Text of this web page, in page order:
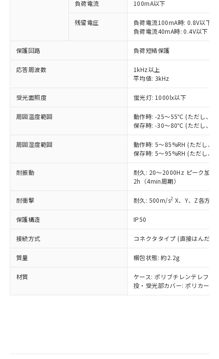
負荷電流 100mA以下
残留電圧
負荷電流100mA時: 0.8V以下
負荷電流40mA時: 0.4V以下
保護回路 負荷短絡保護
応答周波数
1kHz以上
平均値: 3kHz
受光面照度 蛍光灯: 1000lx以下
周囲温度範囲
動作時: -25～55℃ (ただし、氷
保存時: -30～80℃ (ただし、氷
周囲湿度範囲
動作時: 5～85%RH (ただし、
保存時: 5～95%RH (ただし、
耐振動
耐久: 20～2000Hz ピーク加
2h（4min周期）
耐衝撃 耐久: 500m/s2 X、Y、Z各方向
保護構造 IP50
接続方式 コネクタタイプ (直接はんだづ
質量 梱包状態: 約2.2g
材質
ケース: ポリブチレンテレフタ
投・受光部カバー: ポリカーボ
ご利用条件
以下の条件をお読みいただき、同意のうえ
本サービスは、当社制御機器事業取扱
商品の当社在庫状況および標準価格
(税抜)を提供させていただくもので
当社制御機器事業取扱商品の中には、
本サービスの対象外となる商品もある
ことをご了承ください。
在庫状況および標準価格照会結果は、
記載している更新日時点での社内デー
タに基づき作成されるものであり、閲
覧された時点での実際の在庫および標
準価格とは異なる場合があることをご
正式な納期状況および標準価格はお客
様のお取引先、またはお客様担当のオ
ムロン制御機器販売店・当社販売員に
オムロン制御機器販売店や当社販売拠
販売ネットワーク
」をご確認
在庫状況および標準価格結果を当社の
事前の承諾なく第三者に漏洩または開
示しないようお願いします。
有に対応した製品に切り替える予定のある
対応予定なし：EU RoHS指令（10物質）の
非含有に非対応の商品で、対応品を出す予
定はありません。
調査・確認中：EU RoHS指令（10物質）の
非含有の対応状況を調査中または確認中の
非該当品：ライセンス料など無形物で、有
害物質有無と関係のない商品です。
仕入先様の事情により、非含有部品として
いたものが、含有品と判明した場合などや
むを得ず変更することがあります。
*EU RoHS指令（10物質）：
鉛(Pb) 1000ppm以下、 水銀(Hg) 1000ppm以下、 カド
六価クロム(Cr(Ⅵ)) 1000ppm以下、ポリ臭化ビフェニル
類(PBB) 1000ppm以下、ポリ臭化ジフェニルエーテル類
(PBDE) 1000ppm以下、フタル酸ビス(2-エチルヘキシ
ルベンジル（BBP） 1000ppm以下、フタル酸ジブチル
（DBP） 1000ppm以下、フタル酸ジイソブチル
(DIBP) 1000ppm以下
但し、RoHS指令で産業用監視および制御機器に対する
フタル酸エステル類の４物質については閾値を超える意
部品在庫の切り替え状況などにより、予定
※1 中国RoHS○×表
「○」：最大均質材料含有率が中国RoHSの
基準値以下であることを示します。
「×」：最大均質材料含有率が中国RoHSの
基準値を超えていることを示します。
「－」：未確認です。当社販売部門へお問
*中国RoHS10物質の基準値 (GB/T26572)：
Cr(Ⅵ)(六価クロム) : 1000ppm、 PBBs(ポリ臭化ビフェ
DBP(フタル酸ジブチル) : 1000ppm、 DIBP(フタル酸ジ
イソブチル) : 1000ppm、 BBP(フタル酸ブチルベンジ
ル) : 1000ppm、
DEHP(フタル酸ビス(2-エチルヘキシル)) : 1000ppm
「ｅ」：有害物質（10物質）のすべてが基
準値以下であることを示します。
「10」：通常の使用状況下において有害物
当社は、これら貴社製品のうち、外国
為替および外国貿易法に定める商品
（以下｢規制貨物等」という）を輸出
または国外への提供する場合は、日本
国政府の輸出許可(または役務取引許
可)を取得するなどの必要な手続きを
当社は規制貨物を破棄する場合は、完
全に破砕するなど、違法に輸出されな
当社は貴社製品を、核兵器、ミサイ
ル、化学兵器、生物兵器またはその他
武器並びにこれらの製造装置等に一切
当社は、貴社製品を第三者に販売する
場合は、上記1、2および3の内容を当
該第三者に通知します。また当社は、
販売先および販売に係わる関係者が違
一定数以上の在庫あり
一定数には満たないが在庫あり
在庫なし(最新の在庫状況につ
いては、お客様のお取引先、ま
たはお客様担当のオムロン制御
機器販売店・当社販売員にご確